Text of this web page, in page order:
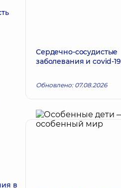
в
Сердечно-сосудистые
заболевания и covid-19
Обновлено: 07.08.2026